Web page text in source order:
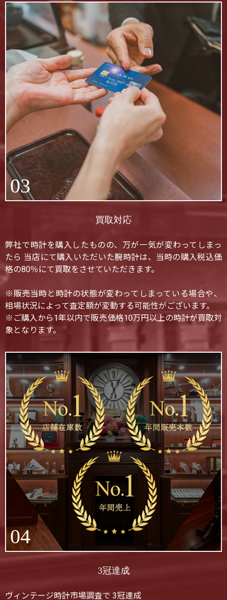
03
買取対応
弊社で時計を購入したものの、万が一気が変わってしまっ
たら 当店にて購入いただいた腕時計は、当時の購入税込価
格の80％にて買取をさせていただきます。
※販売当時と時計の状態が変わってしまっている場合や、
相場状況によって査定額が変動する可能性がございます。
※ご購入から1年以内で販売価格10万円以上の時計が買取対
象となります。
04
3冠達成
ヴィンテージ時計市場調査で 3冠達成